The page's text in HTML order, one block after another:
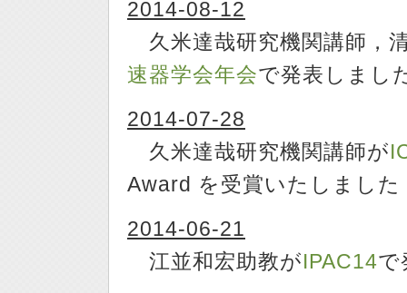
2014-08-12
久米達哉研究機関講師，
速器学会年会で発表しまし
2014-07-28
久米達哉研究機関講師が
Award を受賞いたしまし
2014-06-21
江並和宏助教がIPAC14で